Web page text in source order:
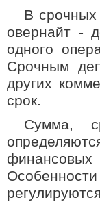
В срочных
овернайт -
одного
Срочным
других
срок.
Сумма,